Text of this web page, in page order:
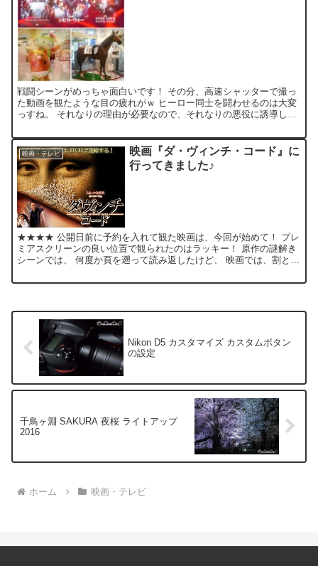
戦闘シーンがめっちゃ面白いです！ その分、高速シャッターで撮っ
た動画を観たような目の疲れがｗ ヒーロー同士を闘わせるのは大変
っすね。 それなりの理由が必要なので、それなりの悪役に誘導して
映画・テレビ
映画『ダ・ヴィンチ・コード』に
行ってきました♪
★★★★ 公開日前に予約を入れて観た映画は、今回が始めて！ プレ
ミアスクリーンの良い位置で観られたのはラッキー！ 原作の謎解き
シーンでは、 何度か頁を遡って読み返したけど、 映画では、割とあ
Nikon D5 カスタマイズ カスタムボタン
の設定
千鳥ヶ淵 SAKURA 夜桜 ライトアップ
2016
ホーム 映画・テレビ